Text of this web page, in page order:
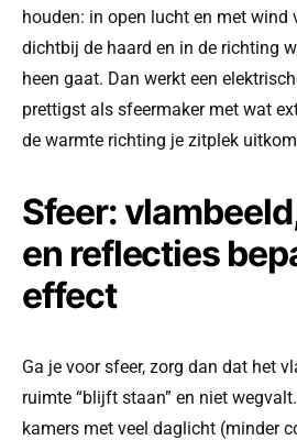
houden: in open lucht en met wind
dichtbij de haard en in de richting
heen gaat. Dan werkt een
prettigst als sfeermaker met wat
de warmte richting je zitplek
Sfeer:
en reflecties
effect
Ga je voor sfeer, zorg dan dat het
ruimte “blijft staan” en niet
kamers met veel daglicht (minder